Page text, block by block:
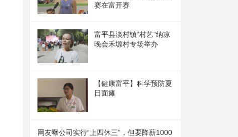
赛在富开赛
富平县淡村镇“村艺”纳凉
晚会禾塬村专场举办
【健康富平】科学预防夏
日面瘫
网友曝公司实行“上四休三”，但要降薪1000